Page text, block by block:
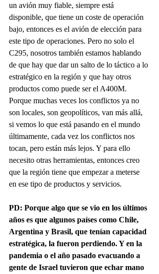
un avión muy fiable, siempre está
disponible, que tiene un coste de operación
bajo, entonces es el avión de elección para
este tipo de operaciones. Pero no solo el
C295, nosotros también estamos hablando
de que hay que dar un salto de lo táctico a lo
estratégico en la región y que hay otros
productos como puede ser el A400M.
Porque muchas veces los conflictos ya no
son locales, son geopolíticos, van más allá,
si vemos lo que está pasando en el mundo
últimamente, cada vez los conflictos nos
tocan, pero están más lejos. Y para ello
necesito otras herramientas, entonces creo
que la región tiene que empezar a meterse
en ese tipo de productos y servicios.
PD: Porque algo que se vio en los últimos
años es que algunos países como Chile,
Argentina y Brasil, que tenían capacidad
estratégica, la fueron perdiendo. Y en la
pandemia o el año pasado evacuando a
gente de Israel tuvieron que echar mano